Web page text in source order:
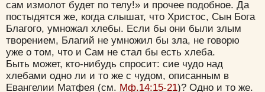
сам измолот будет по телу!» и прочее подобное. Да
постыдятся же, когда слышат, что Христос, Сын Бога
Благого, умножал хлебы. Если бы они были злым
творением, Благий не умножил бы зла, не говорю
уже о том, что и Сам не стал бы есть хлеба.
Быть может, кто-нибудь спросит: сие чудо над
хлебами одно ли и то же с чудом, описанным в
Евангелии Матфея (см. Мф.14:15-21)? Одно и то же.